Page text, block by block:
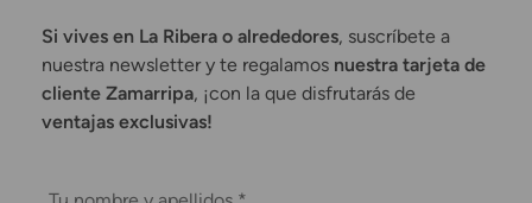
Si vives en La Ribera o alrededores, suscríbete a
nuestra newsletter y te regalamos nuestra tarjeta de
cliente Zamarripa, ¡con la que disfrutarás de
ventajas exclusivas!